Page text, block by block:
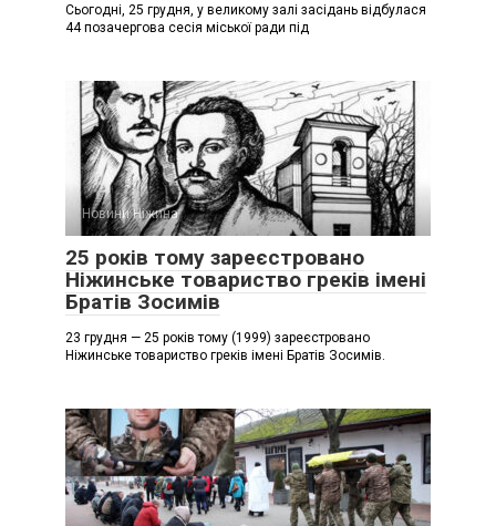
Сьогодні, 25 грудня, у великому залі засідань відбулася
44 позачергова сесія міської ради під
Новини Ніжина
25 років тому зареєстровано
Ніжинське товариство греків імені
Братів Зосимів
23 грудня — 25 років тому (1999) зареєстровано
Ніжинське товариство греків імені Братів Зосимів.